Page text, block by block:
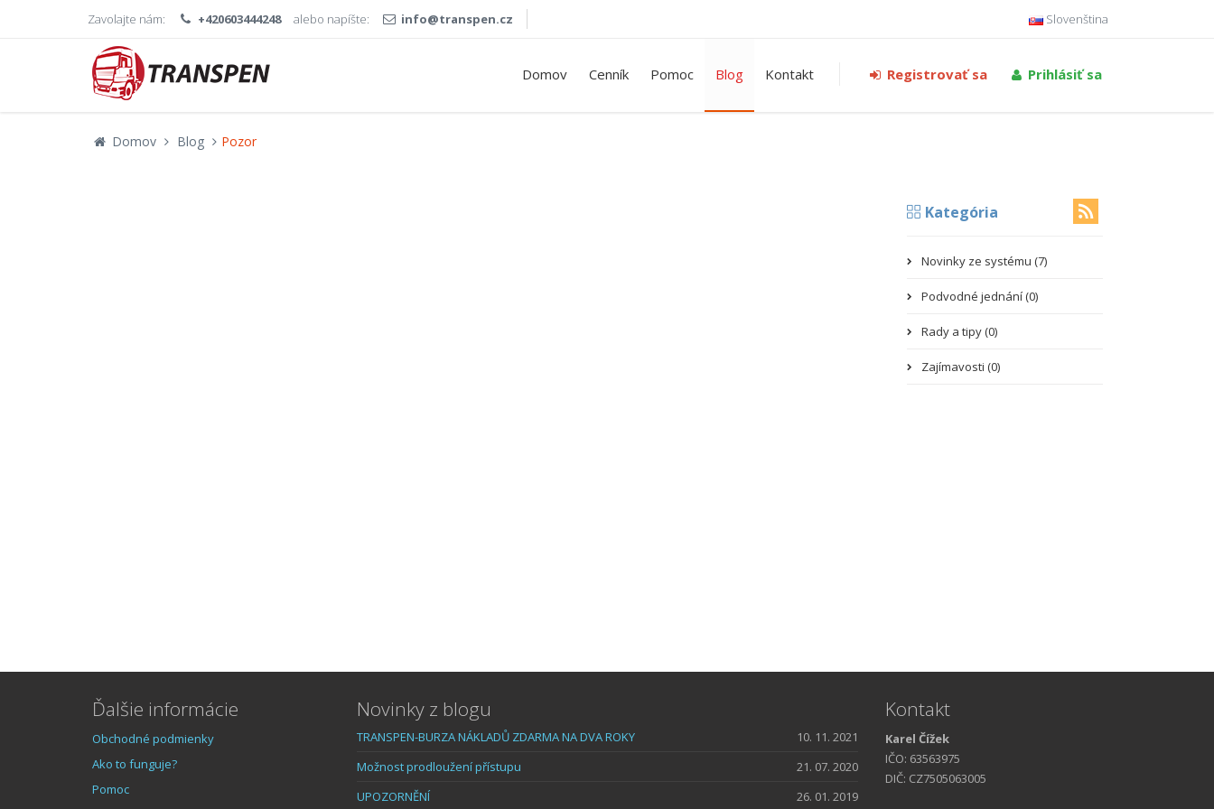
Zavolajte nám: +420603444248 alebo napíšte: info@transpen.cz Slovenština
Domov Cenník Pomoc Blog Kontakt Registrovať sa Prihlásiť sa
Domov Blog Pozor
Kategória
Novinky ze systému (7)
Podvodné jednání (0)
Rady a tipy (0)
Zajímavosti (0)
Ďalšie informácie
Obchodné podmienky
Ako to funguje?
Pomoc
Novinky z blogu
TRANSPEN-BURZA NÁKLADŮ ZDARMA NA DVA ROKY
10. 11. 2021
Možnost prodloužení přístupu
21. 07. 2020
UPOZORNĚNÍ
26. 01. 2019
Kontakt
Karel Čížek
IČO: 63563975
DIČ: CZ7505063005